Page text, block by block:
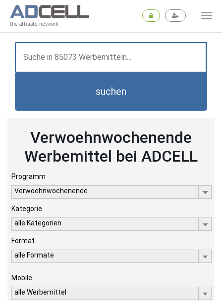
the affiliate network
suchen
Verwoehnwochenende
Werbemittel bei ADCELL
Programm
Verwoehnwochenende
Kategorie
alle Kategorien
Format
alle Formate
Mobile
alle Werbemittel